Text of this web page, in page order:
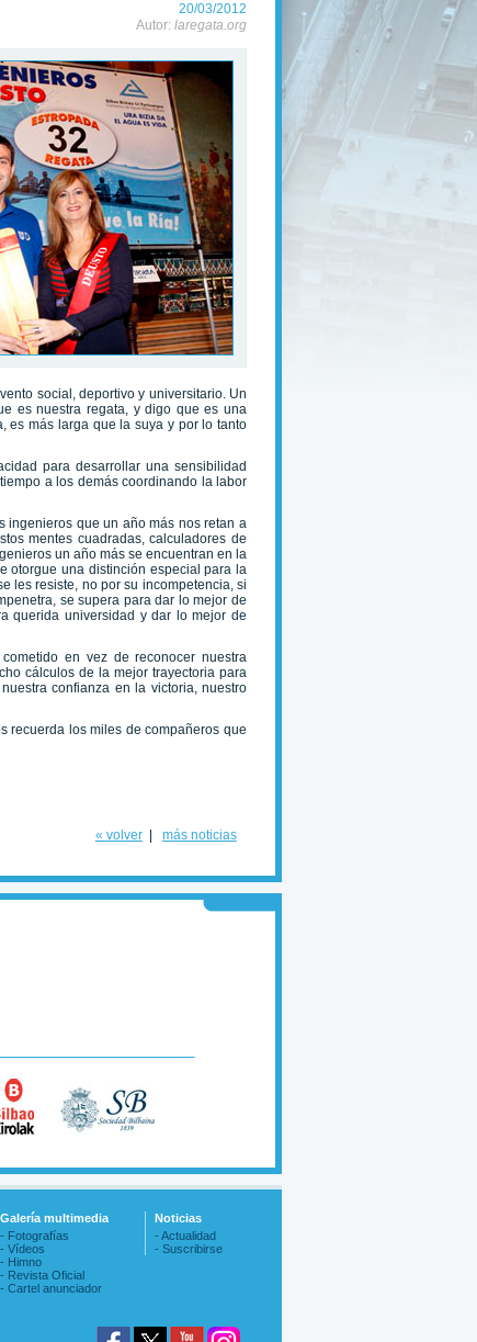
20/03/2012
Autor: laregata.org
social, deportivo y universitario. Un
es nuestra regata, y digo que es una
es más larga que la suya y por lo tanto
para desarrollar una sensibilidad
a los demás coordinando la labor
ingenieros que un año más nos retan a
mentes cuadradas, calculadores de
un año más se encuentran en la
otorgue una distinción especial para la
les resiste, no por su incompetencia, si
se supera para dar lo mejor de
querida universidad y dar lo mejor de
en vez de reconocer nuestra
cálculos de la mejor trayectoria para
confianza en la victoria, nuestro
recuerda los miles de compañeros que
« volver| más noticias
Galería multimedia
- Fotografías
- Vídeos
- Himno
- Revista Oficial
- Cartel anunciador
Noticias
- Actualidad
- Suscribirse